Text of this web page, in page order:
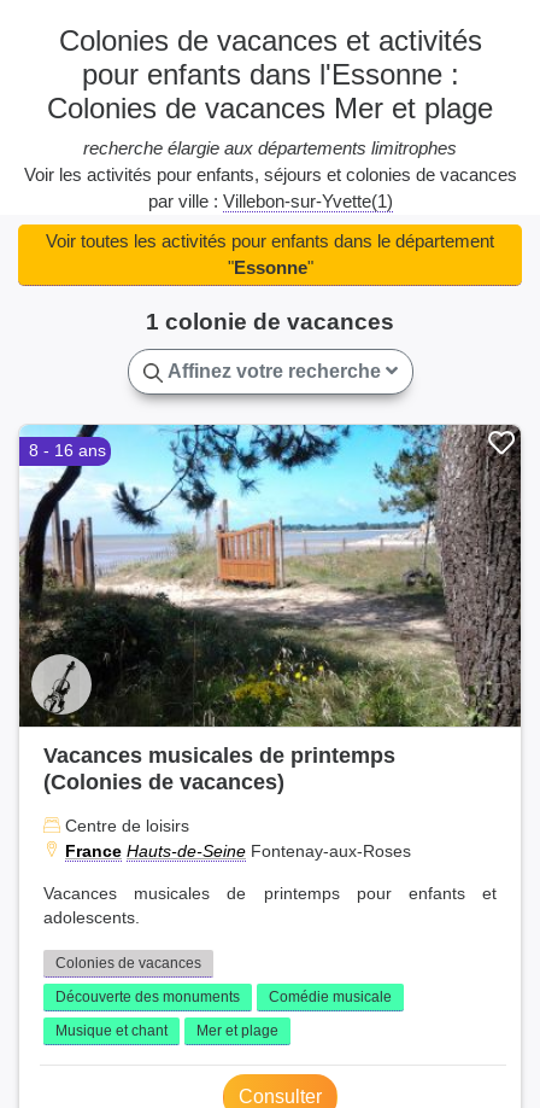
Colonies de vacances et activités
pour enfants dans l'Essonne :
Colonies de vacances Mer et plage
recherche élargie aux départements limitrophes
Voir les activités pour enfants, séjours et colonies de vacances
par ville : Villebon-sur-Yvette(1)
1 colonie de vacances
Voir toutes les activités pour enfants dans le département
"Essonne"
Affinez votre recherche
8 - 16 ans
Vacances musicales de printemps
(Colonies de vacances)
Centre de loisirs
France Hauts-de-Seine Fontenay-aux-Roses
Vacances musicales de printemps pour enfants et
adolescents.
Colonies de vacances
Découverte des monuments
Comédie musicale
Musique et chant
Mer et plage
Consulter